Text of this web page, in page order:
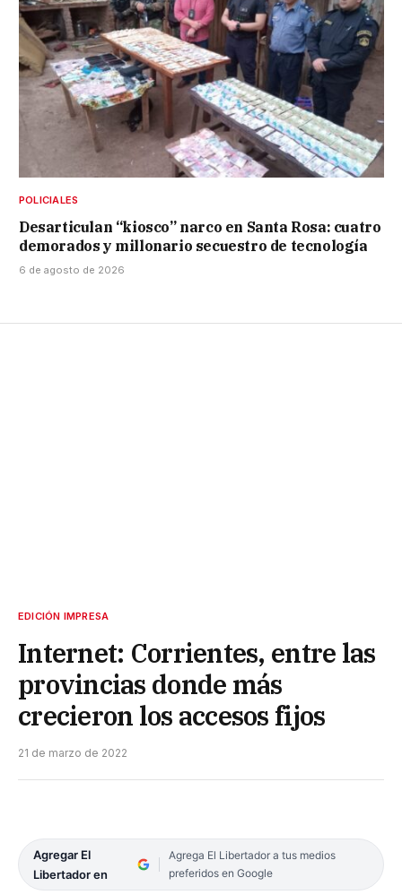
POLICIALES
Desarticulan “kiosco” narco en Santa Rosa: cuatro
demorados y millonario secuestro de tecnología
6 de agosto de 2026
EDICIÓN IMPRESA
Internet: Corrientes, entre las
provincias donde más
crecieron los accesos fijos
21 de marzo de 2022
Agregar El
Libertador en
Agrega El Libertador a tus medios
preferidos en Google